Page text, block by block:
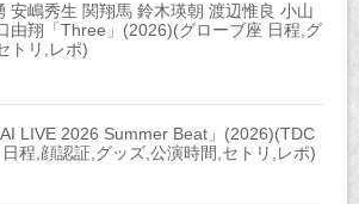
安嶋秀生 関翔馬 鈴木瑛朝 渡辺惟良 小山
由翔「Three」(2026)(グローブ座 日程,グ
トリ,レポ)
LIVE 2026 Summer Beat」(2026)(TDC
程,顔認証,グッズ,公演時間,セトリ,レポ)